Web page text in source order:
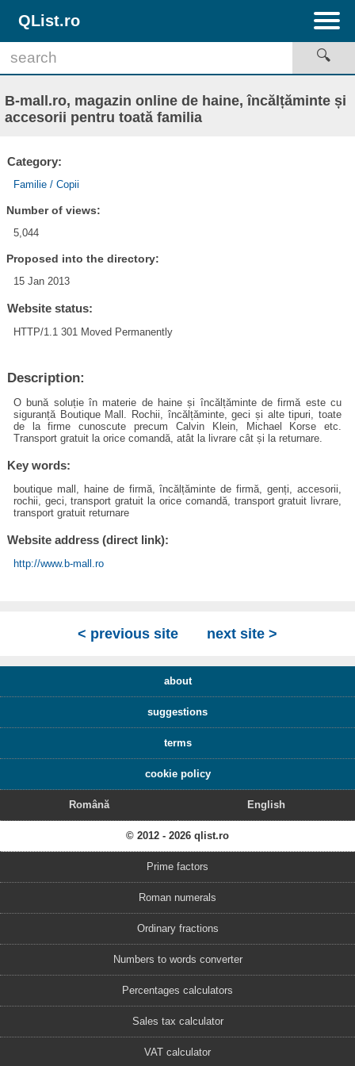
QList.ro
B-mall.ro, magazin online de haine, încălțăminte și
accesorii pentru toată familia
Category:
Familie / Copii
Number of views:
5,044
Proposed into the directory:
15 Jan 2013
Website status:
HTTP/1.1 301 Moved Permanently
Description:
O bună soluție în materie de haine și încălțăminte de firmă este cu
siguranță Boutique Mall. Rochii, încălțăminte, geci și alte tipuri, toate
de la firme cunoscute precum Calvin Klein, Michael Korse etc.
Transport gratuit la orice comandă, atât la livrare cât și la returnare.
Key words:
boutique mall, haine de firmă, încălțăminte de firmă, genți, accesorii,
rochii, geci, transport gratuit la orice comandă, transport gratuit livrare,
transport gratuit returnare
Website address (direct link):
http://www.b-mall.ro
< previous site next site >
about
suggestions
terms
cookie policy
Română English
© 2012 - 2026 qlist.ro
Prime factors
Roman numerals
Ordinary fractions
Numbers to words converter
Percentages calculators
Sales tax calculator
VAT calculator